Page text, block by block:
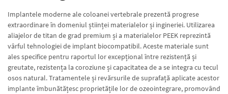
Implantele moderne ale coloanei vertebrale prezentă progrese
extraordinare în domeniul științei materialelor și ingineriei. Utilizarea
aliajelor de titan de grad premium și a materialelor PEEK reprezintă
vârful tehnologiei de implant biocompatibil. Aceste materiale sunt
ales specifice pentru raportul lor excepțional între rezistență și
greutate, rezistența la coroziune și capacitatea de a se integra cu tecul
osos natural. Tratamentele și revărsurile de suprafață aplicate acestor
implante îmbunătățesc proprietățile lor de ozeointegrare, promovând